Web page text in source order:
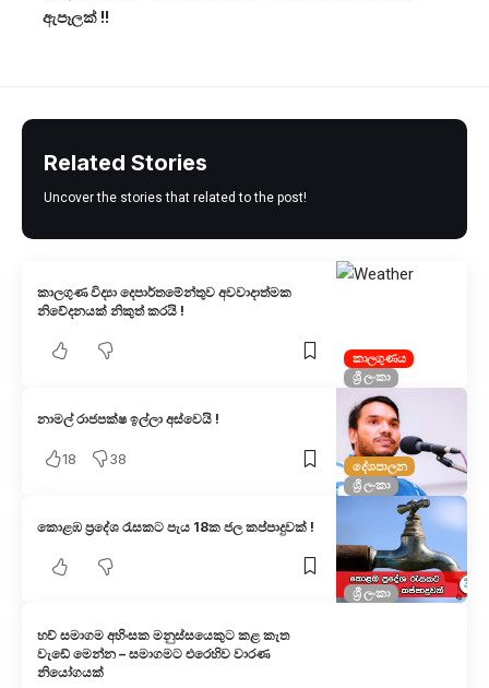
ඇපෑලක් !!
Related Stories
Uncover the stories that related to the post!
කාලගුණය
ශ්‍රී ලංකා
කාලගුණ විද්‍යා දෙපාර්තමේන්තුව අවවාදාත්මක
නිවේදනයක් නිකුත් කරයි !
දේශපාලන
ශ්‍රී ලංකා
නාමල් රාජපක්ෂ ඉල්ලා අස්වෙයි !
18 38
ශ්‍රී ලංකා
කොළඹ ප්‍රදේශ රැසකට පැය 18ක ජල කප්පාදුවක් !
හච් සමාගම අහිංසක මනුස්සයෙකුට කළ කැත
වැඩේ මෙන්න – සමාගමට එරෙහිව වාරණ
නියෝගයක්